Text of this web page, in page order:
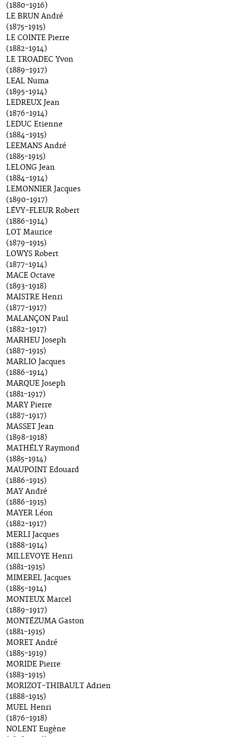
(1880-1916)
LE BRUN André
(1875-1915)
LE COINTE Pierre
(1882-1914)
LE TROADEC Yvon
(1889-1917)
LEAL Numa
(1895-1914)
LEDREUX Jean
(1876-1914)
LEDUC Etienne
(1884-1915)
LEEMANS André
(1885-1915)
LELONG Jean
(1884-1914)
LEMONNIER Jacques
(1890-1917)
LÉVY-FLEUR Robert
(1886-1914)
LOT Maurice
(1879-1915)
LOWYS Robert
(1877-1914)
MACE Octave
(1893-1918)
MAISTRE Henri
(1877-1917)
MALANÇON Paul
(1882-1917)
MARHEU Joseph
(1887-1915)
MARLIO Jacques
(1886-1914)
MARQUE Joseph
(1881-1917)
MARY Pierre
(1887-1917)
MASSET Jean
(1898-1918)
MATHÉLY Raymond
(1885-1914)
MAUPOINT Edouard
(1886-1915)
MAY André
(1886-1915)
MAYER Léon
(1882-1917)
MERLI Jacques
(1888-1914)
MILLEVOYE Henri
(1881-1915)
MIMEREL Jacques
(1885-1914)
MONTEUX Marcel
(1889-1917)
MONTÉZUMA Gaston
(1881-1915)
MORET André
(1885-1919)
MORIDE Pierre
(1883-1915)
MORIZOT-THIBAULT Adrien
(1888-1915)
MUEL Henri
(1876-1918)
NOLENT Eugène